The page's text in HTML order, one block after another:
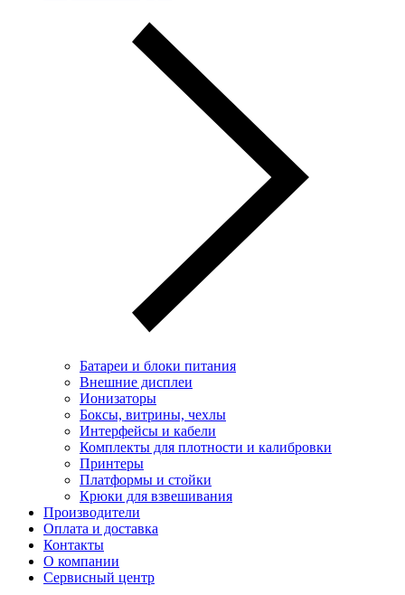
Батареи и блоки питания
Внешние дисплеи
Ионизаторы
Боксы, витрины, чехлы
Интерфейсы и кабели
Комплекты для плотности и калибровки
Принтеры
Платформы и стойки
Крюки для взвешивания
Производители
Оплата и доставка
Контакты
О компании
Сервисный центр